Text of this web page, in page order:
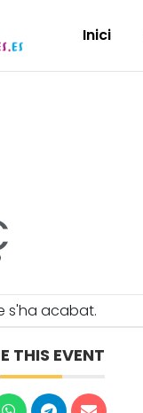
Inici
s'ha acabat.
THIS EVENT